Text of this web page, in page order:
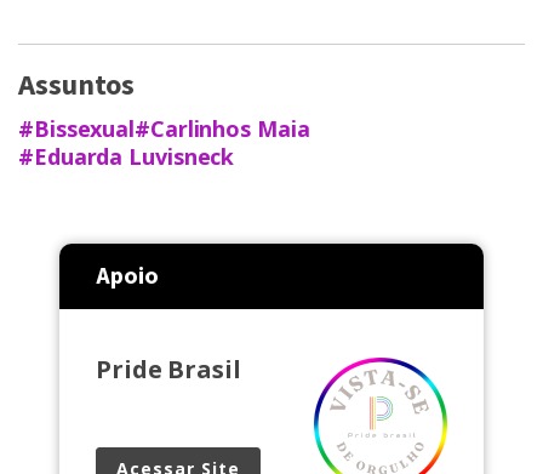
Assuntos
#Bissexual#Carlinhos Maia
#Eduarda Luvisneck
Apoio
Pride Brasil
Acessar Site